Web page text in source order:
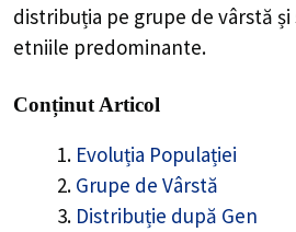
distribuția pe grupe de vârstă și
etniile predominante.
Conținut Articol
Evoluția Populației
Grupe de Vârstă
Distribuție după Gen